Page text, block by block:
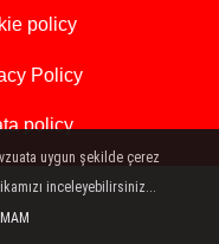
policy
Policy
policy
uygun şekilde çerez
inceleyebilirsiniz...